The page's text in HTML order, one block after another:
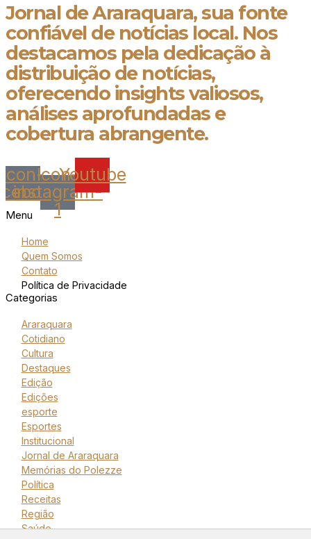
Jornal de Araraquara, sua fonte
confiável de notícias local. Nos
destacamos pela dedicação à
distribuição de notícias,
oferecendo insights valiosos,
análises aprofundadas e
cobertura abrangente.
Icon-Icon-
instagram-
1
Youtube
Menu
Home
Quem Somos
Contato
Política de Privacidade
Categorias
Araraquara
Cotidiano
Cultura
Destaques
Edição
Edições
esporte
Esportes
Institucional
Jornal de Araraquara
Memórias do Polezze
Política
Receitas
Região
Saúde